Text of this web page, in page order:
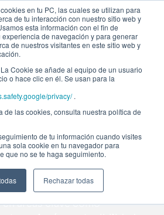
en tu PC, las cuales se utilizan para
de tu interacción con nuestro sitio web y
esta información con el fin de
de navegación y para generar
de nuestros visitantes en este sitio web y
Cookie se añade al equipo de un usuario
o hace clic en él. Se usan para la
privacy/.
de las cookies, consulta nuestra política de
de tu información cuando visites
sola cookie en tu navegador para
que no se te haga seguimiento.
Rechazar todas
Madrid de
para conectar formación,
áreas clave como